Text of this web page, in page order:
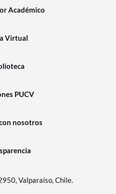
Académico
Virtual
PUCV
nosotros
Valparaíso, Chile.